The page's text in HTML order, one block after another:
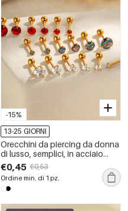
-15%
13-25 GIORNI
Orecchini da piercing da donna
di lusso, semplici, in acciaio
inossidabile color oro,
impermeabili, con zirconi e
forma geometrica semplice.
€0,45 €0,53
Ordine min. di 1 pz.